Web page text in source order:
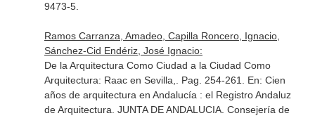
9473-5.
Ramos Carranza, Amadeo, Capilla Roncero, Ignacio,
Sánchez-Cid Endériz, José Ignacio:
De la Arquitectura Como Ciudad a la Ciudad Como
Arquitectura: Raac en Sevilla,. Pag. 254-261. En: Cien
años de arquitectura en Andalucía : el Registro Andaluz
de Arquitectura . JUNTA DE ANDALUCIA. Consejería de